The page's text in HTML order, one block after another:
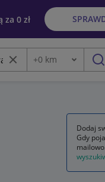
0 zł
Wyczyść frazę
Odległość
+0 km
Dodaj
Gdy